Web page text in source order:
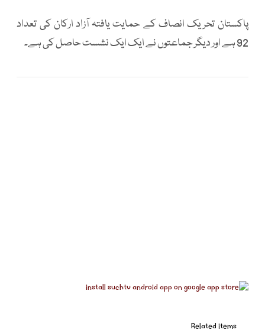
پاکستان تحریک انصاف کے حمایت یافتہ آزاد ارکان کی تعداد
92 ہے اور دیگر جماعتوں نے ایک ایک نشست حاصل کی ہے۔
Related items